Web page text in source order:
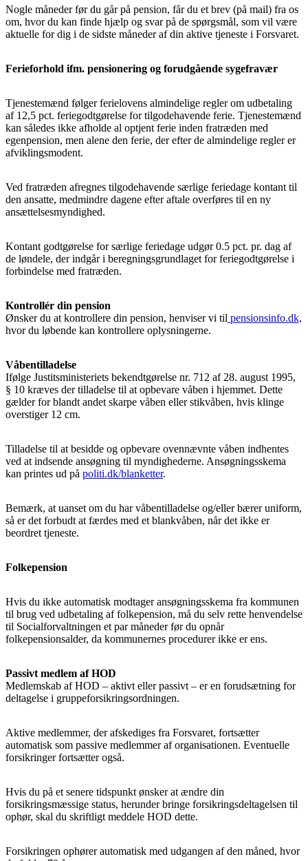
Nogle måneder før du går på pension, får du et brev (på mail) fra os
om, hvor du kan finde hjælp og svar på de spørgsmål, som vil være
aktuelle for dig i de sidste måneder af din aktive tjeneste i Forsvaret.
Ferieforhold ifm. pensionering og forudgående sygefravær
Tjenestemænd følger ferielovens almindelige regler om udbetaling
af 12,5 pct. feriegodtgørelse for tilgodehavende ferie. Tjenestemænd
kan således ikke afholde al optjent ferie inden fratræden med
egenpension, men alene den ferie, der efter de almindelige regler er
afviklingsmodent.
Ved fratræden afregnes tilgodehavende særlige feriedage kontant til
den ansatte, medmindre dagene efter aftale overføres til en ny
ansættelsesmyndighed.
Kontant godtgørelse for særlige feriedage udgør 0.5 pct. pr. dag af
de løndele, der indgår i beregningsgrundlaget for feriegodtgørelse i
forbindelse med fratræden.
Kontrollér din pension
Ønsker du at kontrollere din pension, henviser vi til pensionsinfo.dk,
hvor du løbende kan kontrollere oplysningerne.
Våbentilladelse
Ifølge Justitsministeriets bekendtgørelse nr. 712 af 28. august 1995,
§ 10 kræves der tilladelse til at opbevare våben i hjemmet. Dette
gælder for blandt andet skarpe våben eller stikvåben, hvis klinge
overstiger 12 cm.
Tilladelse til at besidde og opbevare ovennævnte våben indhentes
ved at indsende ansøgning til myndighederne. Ansøgningsskema
kan printes ud på politi.dk/blanketter.
Bemærk, at uanset om du har våbentilladelse og/eller bærer uniform,
så er det forbudt at færdes med et blankvåben, når det ikke er
beordret tjeneste.
Folkepension
Hvis du ikke automatisk modtager ansøgningsskema fra kommunen
til brug ved udbetaling af folkepension, må du selv rette henvendelse
til Socialforvaltningen et par måneder før du opnår
folkepensionsalder, da kommunernes procedurer ikke er ens.
Passivt medlem af HOD
Medlemskab af HOD – aktivt eller passivt – er en forudsætning for
deltagelse i gruppeforsikringsordningen.
Aktive medlemmer, der afskediges fra Forsvaret, fortsætter
automatisk som passive medlemmer af organisationen. Eventuelle
forsikringer fortsætter også.
Hvis du på et senere tidspunkt ønsker at ændre din
forsikringsmæssige status, herunder bringe forsikringsdeltagelsen til
ophør, skal du skriftligt meddele HOD dette.
Forsikringen ophører automatisk med udgangen af den måned, hvor